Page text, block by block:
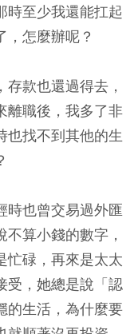
時至少我還能扛起
，怎麼辦呢？
款也還過得去，
離職後，我多了非
也找不到其他的生
時也曾交易過外匯
算小錢的數字，
忙碌，再來是太太
受，她總是說「認
的生活，為什麼要